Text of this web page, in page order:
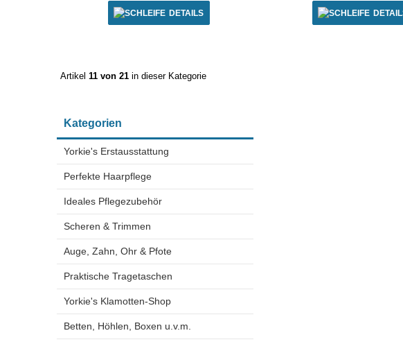
DETAILS
Artikel 11 von 21 in dieser Kategorie
Kategorien
Yorkie's Erstausstattung
Perfekte Haarpflege
Ideales Pflegezubehör
Scheren & Trimmen
Auge, Zahn, Ohr & Pfote
Praktische Tragetaschen
Yorkie's Klamotten-Shop
Betten, Höhlen, Boxen u.v.m.